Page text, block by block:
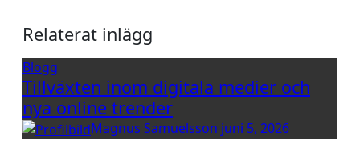
Relaterat inlägg
Blogg
Tillväxten inom digitala medier och
nya online trender
Magnus Samuelsson juni 5, 2026